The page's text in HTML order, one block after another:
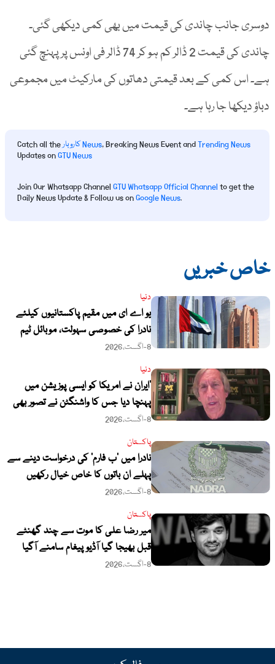
دوسری جانب چاندی کی قیمت میں بھی کمی دیکھی گئی۔
چاندی کی قیمت 2 ڈالر کم ہو کر 74 ڈالر فی اونس پر پہنچ گئی
ہے۔ اس کمی کے بعد قیمتی دھاتوں کی مارکیٹ میں مجموعی
دباؤ دیکھا جا رہا ہے۔
Catch all the کاروبار News, Breaking News Event andTrending News
Updates onGTV News
Join Our Whatsapp ChannelGTV Whatsapp Official Channelto get the
Daily News Update & Follow us onGoogle News
خاص خبریں
دنیا
یو اے ای میں مقیم پاکستانیوں کیلئے
نادرا کی خصوصی سہولت، موبائل ٹیم
فجیرہ پہنچ گئی
8-اگست،2026
دنیا
‘ایران نے امریکا کو ایسی پوزیشن میں
پہنچا دیا جس کا واشنگٹن نے تصور بھی
نہ کیا تھا’
8-اگست،2026
پاکستان
نادرا میں ’ب فارم‘ کی درخواست دینے سے
پہلے ان باتوں کا خاص خیال رکھیں
8-اگست،2026
پاکستان
میر رضا علی کا موت سے چند گھنٹے
قبل بھیجا گیا آڈیو پیغام سامنے آگیا
8-اگست،2026